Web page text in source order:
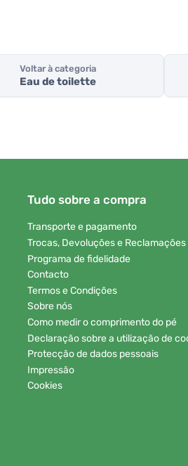
Voltar à categoria
Eau de toilette
Tudo sobre a compra
Transporte e pagamento
Trocas, Devoluções e Reclamações
Programa de fidelidade
Contacto
Termos e Condições
Sobre nós
Como medir o comprimento do pé
Declaração sobre a utilização de
Protecção de dados pessoais
Impressão
Cookies